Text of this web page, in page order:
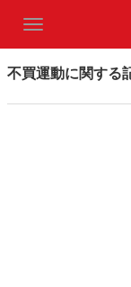
不買運動に関する